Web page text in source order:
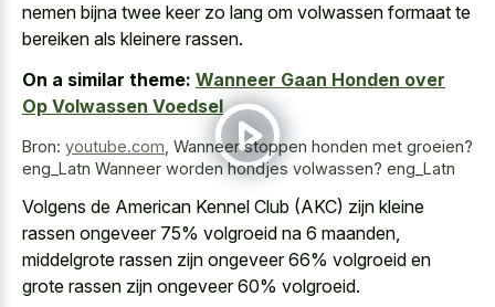
nemen bijna twee keer zo lang om volwassen formaat te
bereiken als kleinere rassen.
On a similar theme: Wanneer Gaan Honden over
Op Volwassen Voedsel
Bron: youtube.com Wanneer stoppen honden met groeien?
eng_Latn Wanneer worden hondjes volwassen? eng_Latn
Volgens de American Kennel Club (AKC) zijn kleine
rassen ongeveer 75% volgroeid na 6 maanden,
middelgrote rassen zijn ongeveer 66% volgroeid en
grote rassen zijn ongeveer 60% volgroeid.